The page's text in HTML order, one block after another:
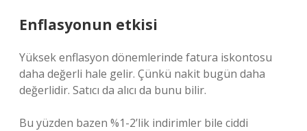
Enflasyonun etkisi
Yüksek enflasyon dönemlerinde fatura iskontosu
daha değerli hale gelir. Çünkü nakit bugün daha
değerlidir. Satıcı da alıcı da bunu bilir.
Bu yüzden bazen %1-2’lik indirimler bile ciddi